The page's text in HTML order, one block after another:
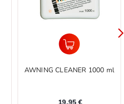
AWNING CLEANER 1000 ml